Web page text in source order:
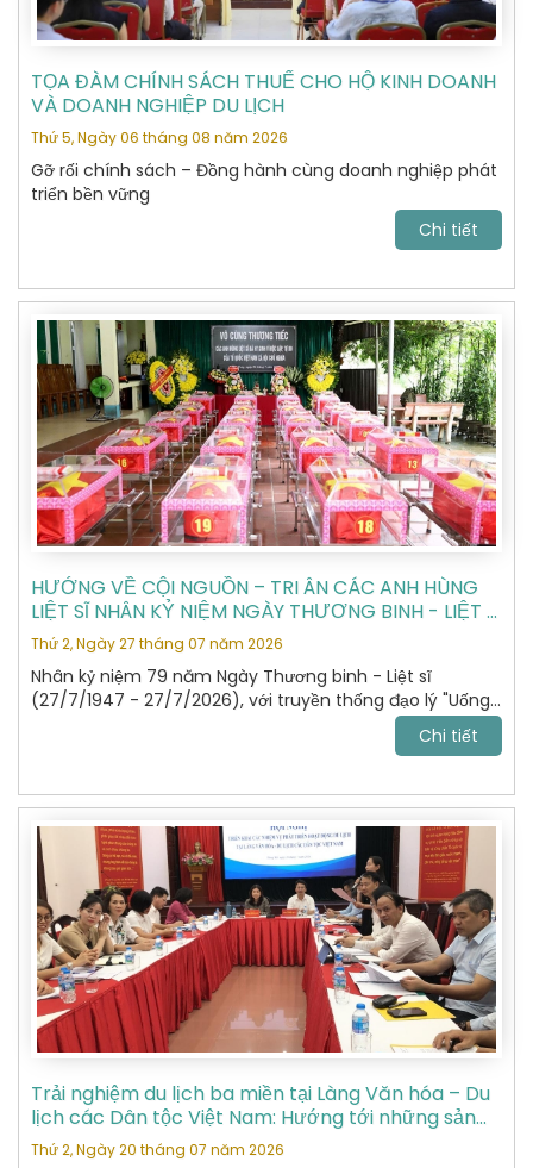
TỌA ĐÀM CHÍNH SÁCH THUẾ CHO HỘ KINH DOANH
VÀ DOANH NGHIỆP DU LỊCH
Thứ 5, Ngày 06 tháng 08 năm 2026
Gỡ rối chính sách – Đồng hành cùng doanh nghiệp phát
triển bền vững
Chi tiết
HƯỚNG VỀ CỘI NGUỒN – TRI ÂN CÁC ANH HÙNG
LIỆT SĨ NHÂN KỶ NIỆM NGÀY THƯƠNG BINH - LIỆT SĨ
27/7
Thứ 2, Ngày 27 tháng 07 năm 2026
Nhân kỷ niệm 79 năm Ngày Thương binh - Liệt sĩ
(27/7/1947 - 27/7/2026), với truyền thống đạo lý "Uống
nước nhớ nguồn", "Đền ơn đáp nghĩa", Hiệp hội Du lịch Hà
Nội đã tổ chức hành trình dâng hương, tưởng niệm các
tỉnh Tuyên Quang – nơi yên nghỉ của gần 2.000 Anh
bảo vệ biên giới phía Bắc của Tổ quốc giai đoạn 1979 -
1989.
Chi tiết
Trải nghiệm du lịch ba miền tại Làng Văn hóa – Du
lịch các Dân tộc Việt Nam: Hướng tới những sản
phẩm du lịch văn hóa đặc sắc
Thứ 2, Ngày 20 tháng 07 năm 2026